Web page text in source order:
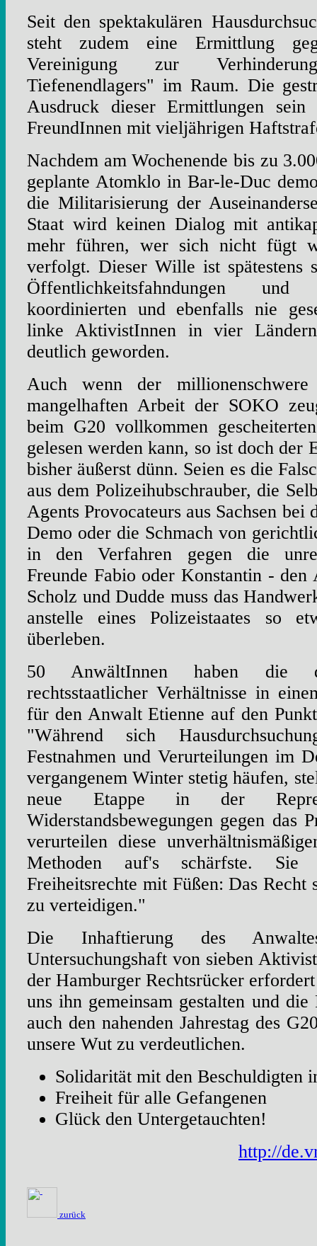
Seit den spektakulären
steht zudem eine Ermittlung
Vereinigung zur
Tiefenendlagers" im Raum. Die
Ausdruck dieser Ermittlungen sein
FreundInnen mit vieljährigen
Nachdem am Wochenende bis zu
geplante Atomklo in Bar-le-Duc
die Militarisierung der
Staat wird keinen Dialog mit
mehr führen, wer sich nicht fügt
verfolgt. Dieser Wille ist spätestens
Öffentlichkeitsfahndungen
koordinierten und ebenfalls nie
linke AktivistInnen in vier
deutlich geworden.
Auch wenn der
mangelhaften Arbeit der SOKO
beim G20 vollkommen
gelesen werden kann, so ist doch der
bisher äußerst dünn. Seien es die
aus dem Polizeihubschrauber, die
Agents Provocateurs aus Sachsen
Demo oder die Schmach von
in den Verfahren gegen die
Freunde Fabio oder Konstantin -
Scholz und Dudde muss das
anstelle eines Polizeistaates so
überleben.
50 AnwältInnen haben die
rechtsstaatlicher Verhältnisse in
für den Anwalt Etienne auf den
"Während sich
Festnahmen und Verurteilungen im
vergangenem Winter stetig häufen,
neue Etappe in der
Widerstandsbewegungen gegen das
verurteilen diese
Methoden auf's schärfste. Sie
Freiheitsrechte mit Füßen: Das Recht
zu verteidigen."
Die Inhaftierung des
Untersuchungshaft von sieben
der Hamburger Rechtsrücker
uns ihn gemeinsam gestalten und die
auch den nahenden Jahrestag des
unsere Wut zu verdeutlichen.
Solidarität mit den Beschuldigten
Freiheit für alle Gefangenen
Glück den Untergetauchten!
http://
zurück